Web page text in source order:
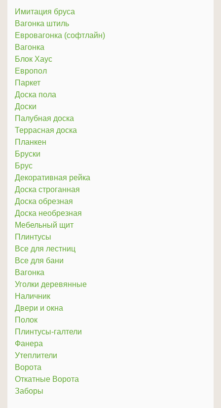
Имитация бруса
Вагонка штиль
Евровагонка (софтлайн)
Вагонка
Блок Хаус
Европол
Паркет
Доска пола
Доски
Палубная доска
Террасная доска
Планкен
Бруски
Брус
Декоративная рейка
Доска строганная
Доска обрезная
Доска необрезная
Мебельный щит
Плинтусы
Все для лестниц
Все для бани
Вагонка
Уголки деревянные
Наличник
Двери и окна
Полок
Плинтусы-галтели
Фанера
Утеплители
Ворота
Откатные Ворота
Заборы